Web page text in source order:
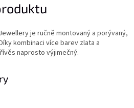
je ručně montovaný a porývaný,
kombinaci více barev zlata a
naprosto výjimečný.